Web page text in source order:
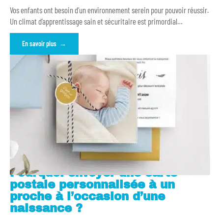
Vos enfants ont besoin d’un environnement serein pour pouvoir réussir.
Un climat d’apprentissage sain et sécuritaire est primordial…
En savoir plus
Pourquoi envoyer une carte
postale personnalisée à un
proche à l’occasion d’une
naissance ?